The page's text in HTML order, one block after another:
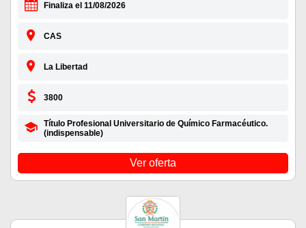
Finaliza el 11/08/2026
CAS
La Libertad
3800
Título Profesional Universitario de Químico Farmacéutico.
(indispensable)
Ver oferta